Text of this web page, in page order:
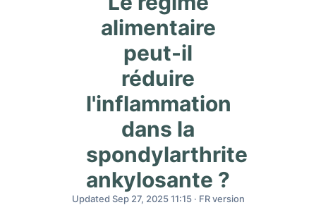
alimentaire
peut-il
réduire
l'inflammation
dans la
spondylarthrite
ankylosante ?
Updated Sep 27, 2025 11:15 · FR version